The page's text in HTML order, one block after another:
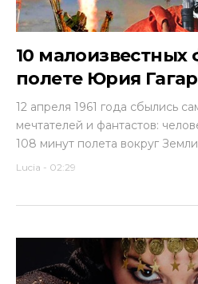
10 малоизвестных
полете Юрия
12 апреля 1961 года сбылись
мечтателей и фантастов:
108 минут полета вокруг
Lucia - 02:29